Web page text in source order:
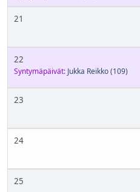
21
22
Syntymäpäivät: Jukka Reikko(109)
23
24
25